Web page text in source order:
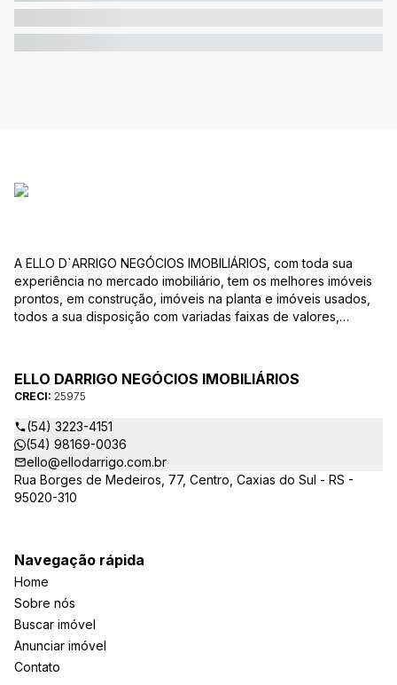
A ELLO D`ARRIGO NEGÓCIOS IMOBILIÁRIOS, com toda sua
experiência no mercado imobiliário, tem os melhores imóveis
prontos, em construção, imóveis na planta e imóveis usados,
todos a sua disposição com variadas faixas de valores,
credenciados ao CRECI-25975 estarão sempre prontos para
responder-lhe todas as suas dúvidas sobre casas,
apartamentos, terrenos, salas comerciais e outros produtos
imobiliários.
ELLO DARRIGO NEGÓCIOS IMOBILIÁRIOS
CRECI: 25975
(54) 3223-4151
(54) 98169-0036
ello@ellodarrigo.com.br
Rua Borges de Medeiros, 77, Centro, Caxias do Sul - RS -
95020-310
Navegação rápida
Home
Sobre nós
Buscar imóvel
Anunciar imóvel
Contato